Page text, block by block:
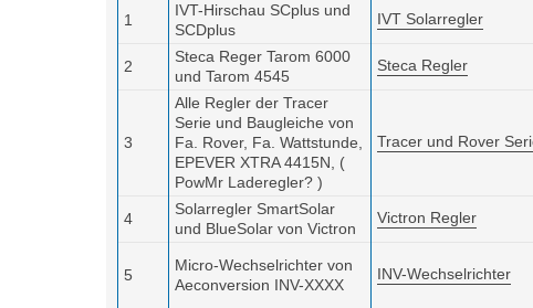
1
IVT-Hirschau SCplus und
SCDplus
IVT Solarregler
2
Steca Reger Tarom 6000
und Tarom 4545
Steca Regler
3
Alle Regler der Tracer
Serie und Baugleiche von
Fa. Rover, Fa. Wattstunde,
EPEVER XTRA 4415N, (
PowMr Laderegler? )
Tracer und Rover
4
Solarregler SmartSolar
und BlueSolar von Victron
Victron Regler
5
Micro-Wechselrichter von
Aeconversion INV-XXXX
INV-Wechselrichter